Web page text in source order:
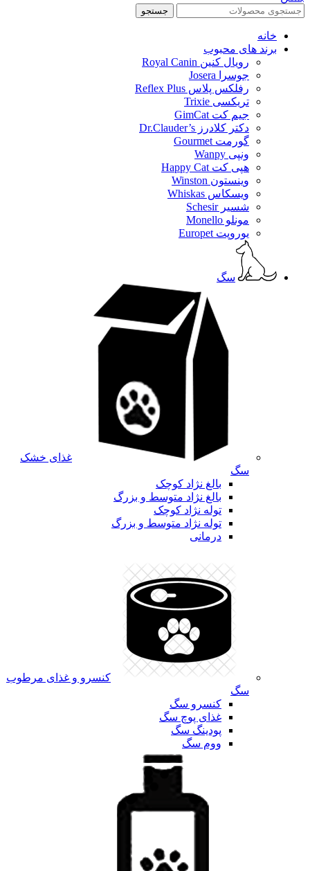
جستجو
خانه
برند های محبوب
رویال کنین Royal Canin
جوسرا Josera
رفلکس پلاس Reflex Plus
تریکسی Trixie
جیم کت GimCat
دکتر کلادرز Dr.Clauder’s
گورمت Gourmet
ونپی Wanpy
هپی کت Happy Cat
وینستون Winston
ویسکاس Whiskas
شسیر Schesir
مونلو Monello
یوروپت Europet
سگ
غذای خشک
سگ
بالغ نژاد کوچک
بالغ نژاد متوسط و بزرگ
توله نژاد کوچک
توله نژاد متوسط و بزرگ
درمانی
کنسرو و غذای مرطوب
سگ
کنسرو سگ
غذای پوچ سگ
پودینگ سگ
ووم سگ